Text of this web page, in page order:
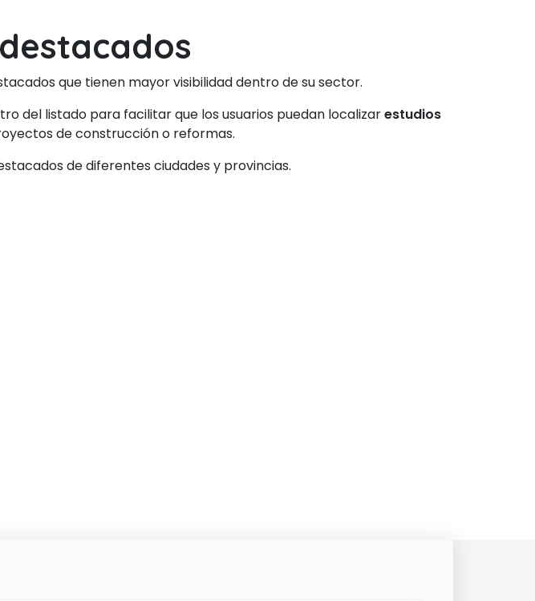
que tienen mayor visibilidad dentro de su sector.
del listado para facilitar que los usuarios puedan localizarestudios
de construcción o reformas.
de diferentes ciudades y provincias.